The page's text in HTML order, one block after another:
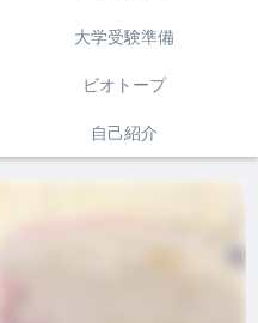
大学受験準備
ビオトープ
自己紹介